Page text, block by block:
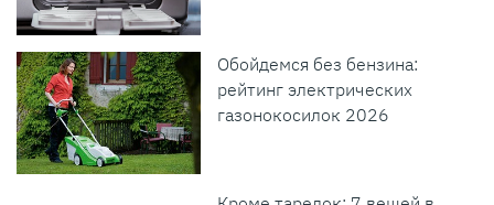
Обойдемся без бензина:
рейтинг электрических
газонокосилок 2026